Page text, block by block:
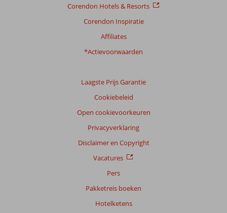
Corendon Hotels & Resorts
Corendon Inspiratie
Affiliates
*Actievoorwaarden
Laagste Prijs Garantie
Cookiebeleid
Open cookievoorkeuren
Privacyverklaring
Disclaimer en Copyright
Vacatures
Pers
Pakketreis boeken
Hotelketens